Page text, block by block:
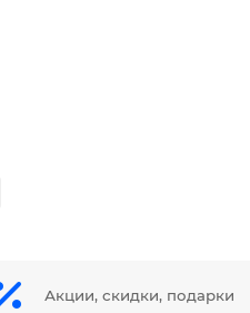
Акции, скидки, подарки